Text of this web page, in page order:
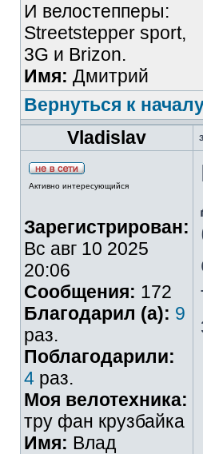
И велостепперы:
Streetstepper sport,
3G и Brizon.
Имя: Дмитрий
Вернуться к
Vladislav
Активно интересующийся
Зарегистрирован:
Вс авг 10 2025
20:06
Сообщения: 172
Благодарил (а): 9
раз.
Поблагодарили:
4 раз.
Моя велотехника:
тру фан крузбайка
Имя: Влад